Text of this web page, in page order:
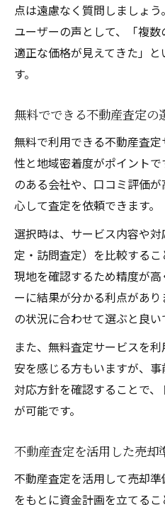
東大阪市の治安を踏ま
不動産査定で治安
東大阪市の治安が
安心できる地域で
不動産査定時の治
気軽に不動産無料査定
点は遠慮なく質問しましょ
ユーザーの声として、「複数
適正な価格が見えてきた」
す。
無料でできる不動産査定の
無料で利用できる不動産査
性と地域密着度がポイント
のある会社や、口コミ評価
心して査定を依頼できます。
選択時は、サービス内容や
定・訪問査定）を比較する
現地を確認するため精度が
ーに結果が分かる利点があ
の状況に合わせて選ぶと良い
また、無料査定サービスを
安を感じる方もいますが、
対応方針を確認することで
が可能です。
不動産査定を活用した売却
不動産査定を活用して売却
をもとに資金計画を立てる